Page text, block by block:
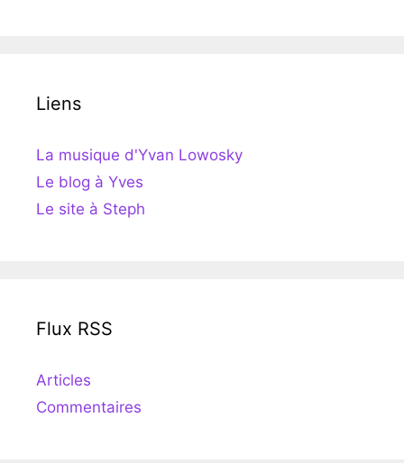
Liens
La musique d'Yvan Lowosky
Le blog à Yves
Le site à Steph
Flux RSS
Articles
Commentaires